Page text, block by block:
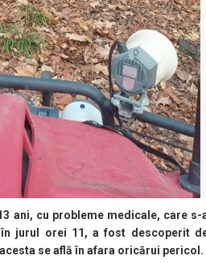
ani, cu probleme medicale, care s-
jurul orei 11, a fost descoperit
se află în afara oricărui pericol.